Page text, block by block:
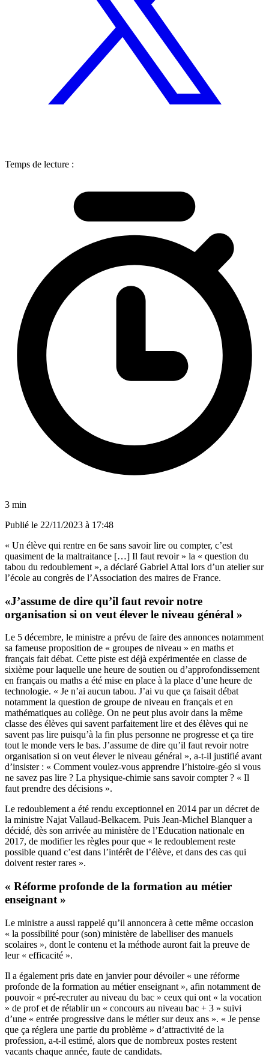
Temps de lecture :
3 min
Publié le 22/11/2023 à 17:48
« Un élève qui rentre en 6e sans savoir lire ou compter, c’est
quasiment de la maltraitance […] Il faut revoir » la « question du
tabou du redoublement », a déclaré Gabriel Attal lors d’un atelier sur
l’école au congrès de l’Association des maires de France.
«J’assume de dire qu’il faut revoir notre
organisation si on veut élever le niveau général »
Le 5 décembre, le ministre a prévu de faire des annonces notamment
sa fameuse proposition de « groupes de niveau » en maths et
français fait débat. Cette piste est déjà expérimentée en classe de
sixième pour laquelle une heure de soutien ou d’approfondissement
en français ou maths a été mise en place à la place d’une heure de
technologie. « Je n’ai aucun tabou. J’ai vu que ça faisait débat
notamment la question de groupe de niveau en français et en
mathématiques au collège. On ne peut plus avoir dans la même
classe des élèves qui savent parfaitement lire et des élèves qui ne
savent pas lire puisqu’à la fin plus personne ne progresse et ça tire
tout le monde vers le bas. J’assume de dire qu’il faut revoir notre
organisation si on veut élever le niveau général », a-t-il justifié avant
d’insister : « Comment voulez-vous apprendre l’histoire-géo si vous
ne savez pas lire ? La physique-chimie sans savoir compter ? « Il
faut prendre des décisions ».
Le redoublement a été rendu exceptionnel en 2014 par un décret de
la ministre Najat Vallaud-Belkacem. Puis Jean-Michel Blanquer a
décidé, dès son arrivée au ministère de l’Education nationale en
2017, de modifier les règles pour que « le redoublement reste
possible quand c’est dans l’intérêt de l’élève, et dans des cas qui
doivent rester rares ».
« Réforme profonde de la formation au métier
enseignant »
Le ministre a aussi rappelé qu’il annoncera à cette même occasion
« la possibilité pour (son) ministère de labelliser des manuels
scolaires », dont le contenu et la méthode auront fait la preuve de
leur « efficacité ».
Il a également pris date en janvier pour dévoiler « une réforme
profonde de la formation au métier enseignant », afin notamment de
pouvoir « pré-recruter au niveau du bac » ceux qui ont « la vocation
» de prof et de rétablir un « concours au niveau bac + 3 » suivi
d’une « entrée progressive dans le métier sur deux ans ». « Je pense
que ça réglera une partie du problème » d’attractivité de la
profession, a-t-il estimé, alors que de nombreux postes restent
vacants chaque année, faute de candidats.